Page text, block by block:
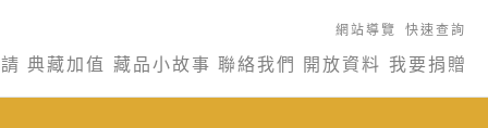
網站導覽 快速查詢
典藏加值 藏品小故事 聯絡我們 開放資料 我要捐贈